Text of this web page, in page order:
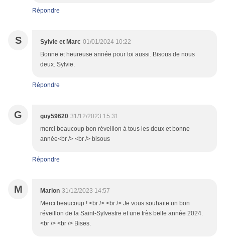
Répondre
S Sylvie et Marc 01/01/2024 10:22
Bonne et heureuse année pour toi aussi. Bisous de nous
deux. Sylvie.
Répondre
G guy59620 31/12/2023 15:31
merci beaucoup bon réveillon à tous les deux et bonne
année<br /> <br /> bisous
Répondre
M Marion 31/12/2023 14:57
Merci beaucoup ! <br /> <br /> Je vous souhaite un bon
réveillon de la Saint-Sylvestre et une très belle année 2024.
<br /> <br /> Bises.